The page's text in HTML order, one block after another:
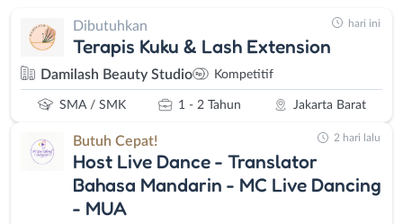
Dibutuhkan
Terapis Kuku & Lash Extension
Damilash Beauty Studio Kompetitif
SMA / SMK 1 - 2 Tahun Jakarta Barat
hari ini
Butuh Cepat!
Host Live Dance - Translator
Bahasa Mandarin - MC Live Dancing
- MUA
2 hari lalu